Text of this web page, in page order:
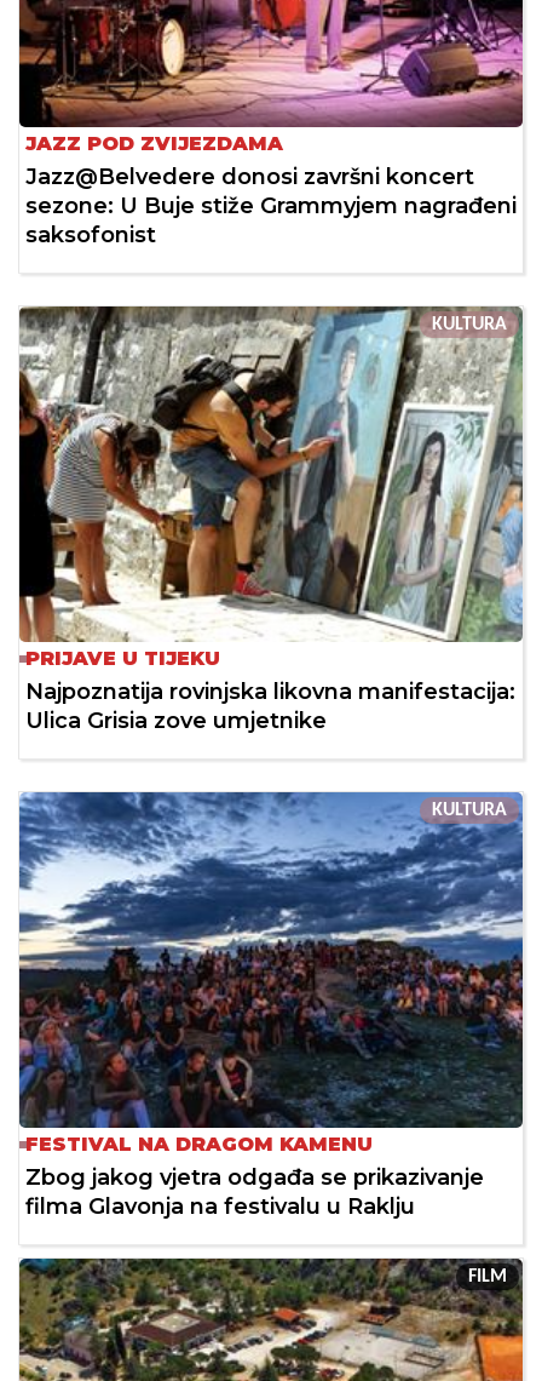
JAZZ POD ZVIJEZDAMA
Jazz@Belvedere donosi završni koncert
sezone: U Buje stiže Grammyjem nagrađeni
saksofonist
KULTURA
PRIJAVE U TIJEKU
Najpoznatija rovinjska likovna manifestacija:
Ulica Grisia zove umjetnike
KULTURA
FESTIVAL NA DRAGOM KAMENU
Zbog jakog vjetra odgađa se prikazivanje
filma Glavonja na festivalu u Raklju
FILM